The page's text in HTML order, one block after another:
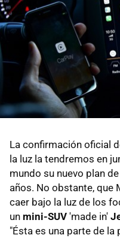
La confirmación oficial
la luz la tendremos en
mundo su nuevo plan
años. No obstante, que
caer bajo la luz de los
un mini-SUV 'made in'
"Ésta es una parte de